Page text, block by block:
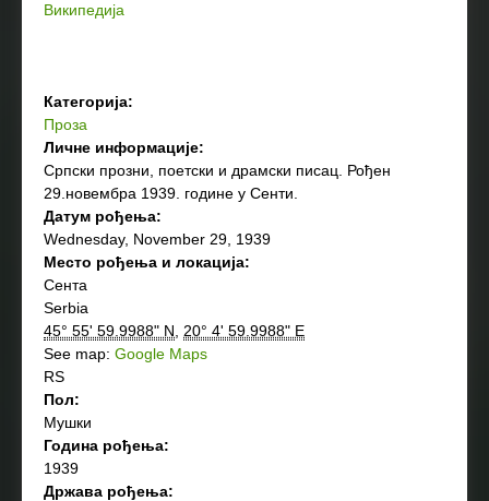
Википедија
Категорија:
Проза
Личне информације:
Српски прозни, поетски и драмски писац. Рођен
29.новембра 1939. године у Сенти.
Датум рођења:
Wednesday, November 29, 1939
Место рођења и локација:
Сента
Serbia
45° 55' 59.9988" N
20° 4' 59.9988" E
See map: Google Maps
RS
Пол:
Мушки
Година рођења:
1939
Држава рођења: